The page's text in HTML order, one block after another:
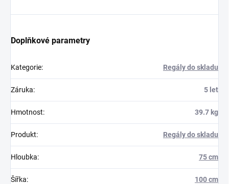
Doplňkové parametry
Kategorie: Regály do skladu
Záruka: 5 let
Hmotnost: 39.7 kg
Produkt: Regály do skladu
Hloubka: 75 cm
Šířka: 100 cm